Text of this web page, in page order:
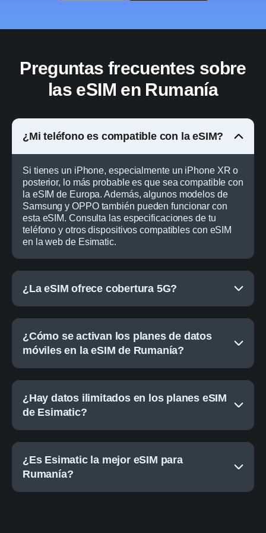
Preguntas frecuentes sobre
las eSIM en Rumanía
¿Mi teléfono es compatible con la eSIM?
Si tienes un iPhone, especialmente un iPhone XR o
posterior, lo más probable es que sea compatible con
la eSIM de Europa. Además, algunos modelos de
Samsung y OPPO también pueden funcionar con
esta eSIM. Consulta las especificaciones de tu
teléfono y otros dispositivos compatibles con eSIM
en la web de Esimatic.
¿La eSIM ofrece cobertura 5G?
¿Cómo se activan los planes de datos
móviles en la eSIM de Rumanía?
¿Hay datos ilimitados en los planes eSIM
de Esimatic?
¿Es Esimatic la mejor eSIM para
Rumanía?